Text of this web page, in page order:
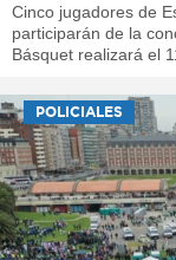
Cinco jugadores de
participarán de la
Básquet realizará el
POLICIALES